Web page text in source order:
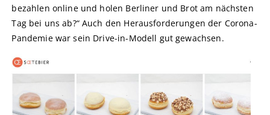
bezahlen online und holen Berliner und Brot am nächsten
Tag bei uns ab?“ Auch den Herausforderungen der Corona-
Pandemie war sein Drive-in-Modell gut gewachsen.